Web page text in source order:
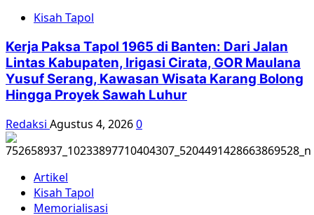
‘algojo
PKI
Kisah Tapol
Kerja Paksa Tapol 1965 di Banten: Dari Jalan
Lintas Kabupaten, Irigasi Cirata, GOR Maulana
Yusuf Serang, Kawasan Wisata Karang Bolong
Hingga Proyek Sawah Luhur
Redaksi Agustus 4, 20260
Artikel
Kisah Tapol
Memorialisasi